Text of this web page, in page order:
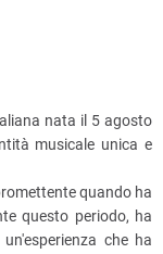
nata il 5 agosto
musicale unica e
quando ha
questo periodo, ha
che ha